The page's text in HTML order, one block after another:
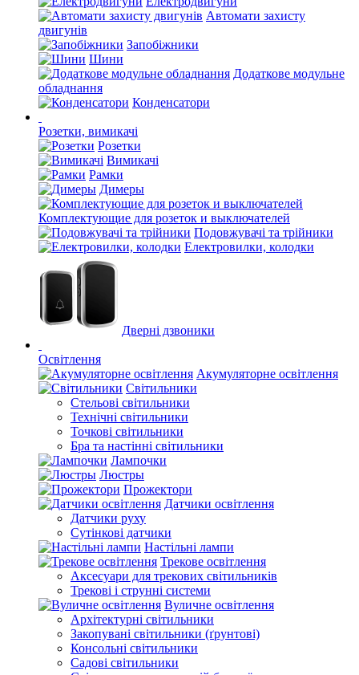
Автомати захисту
двигунів
Запобіжники
Шини
Додаткове модульне
обладнання
Конденсатори
Розетки, вимикачі
Розетки
Вимикачі
Рамки
Димеры
Комплектующие для розеток и выключателей
Подовжувачі та трійники
Електровилки, колодки
Дверні дзвоники
Освітлення
Акумуляторне освітлення
Світильники
Стельові світильники
Технічні світильники
Точкові світильники
Бра та настінні світильники
Лампочки
Люстры
Прожектори
Датчики освітлення
Датчики руху
Сутінкові датчики
Настільні лампи
Трекове освітлення
Аксесуари для трекових світильників
Трекові і струнні системи
Вуличне освітлення
Архітектурні світильники
Закопувані світильники (ґрунтові)
Консольні світильники
Садові світильники